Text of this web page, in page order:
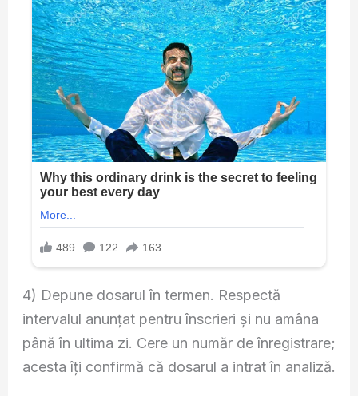
4) Depune dosarul în termen. Respectă
intervalul anunțat pentru înscrieri și nu amâna
până în ultima zi. Cere un număr de înregistrare;
acesta îți confirmă că dosarul a intrat în analiză.